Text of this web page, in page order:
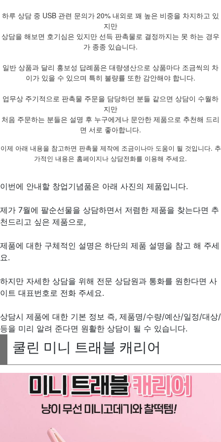
하루 상담 중 USB 관련 문의가 20% 내외로 꽤 높은 비중을 차지하고 있
지만
상담을 해보면 호기심은 있지만 선득 판촉물로 결정까지는 못 하는 경우
가 종종 있습니다.
일반 상품과 달리 홍보성 답례품은 대량생산으로 상품마다 조금씩의 차
이가 있을 수 있으며 특히 불량률 또한 감안해야 합니다.
업무상 주기적으로 판촉물 주문을 담당하던 분들 같으면 상담이 수월하
지만
처음 주문하는 분들은 설명 후 누구에게나 문안한 제품으로 추천해 드리
면 서로 좋아합니다.
이제 아래 내용을 참고하면 판촉물 제작에 조금이나마 도움이 될 것입니다. 추
가적인 내용은 홈페이지나 상담전화를 이용해 주세요.
이번에 안내할 창업기념품은 아래 사진의 제품입니다.
제가 7월에 팔순선물을 상담하면서 저렴한 제품을 찾는다면 추
천드리고 싶은 제품으로,
제품에 대한 구체적인 설명은 하단의 제품 설명을 참고 해 주세
요.
하지만 자세한 상담을 위해 전문 상담원과 통화를 원한다면 사
이트 대표번호로 전화 주세요.
상담시 제품에 대한 기본 정보 즉, 제품명/수량/예산/일정/대상/
등을 미리 알려 준다면 원활한 상담이 될 수 있습니다.
쿨린 미니 트래블 캐리어